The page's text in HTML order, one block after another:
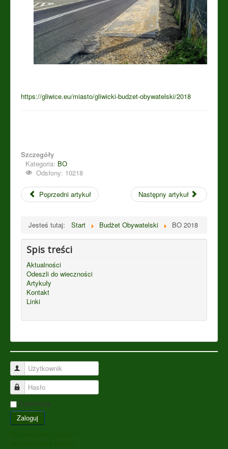
https://gliwice.eu/miasto/gliwicki-budzet-obywatelski/2018
Szczegóły
Kategoria: BO
Odsłony: 10218
Poprzedni artykuł Następny artykuł
Jesteś tutaj: Start Budżet Obywatelski BO 2018
Spis treści
Aktualności
Odeszli do wieczności
Artykuły
Kontakt
Linki
Użytkownik
Hasło
Zapamiętaj
Zaloguj